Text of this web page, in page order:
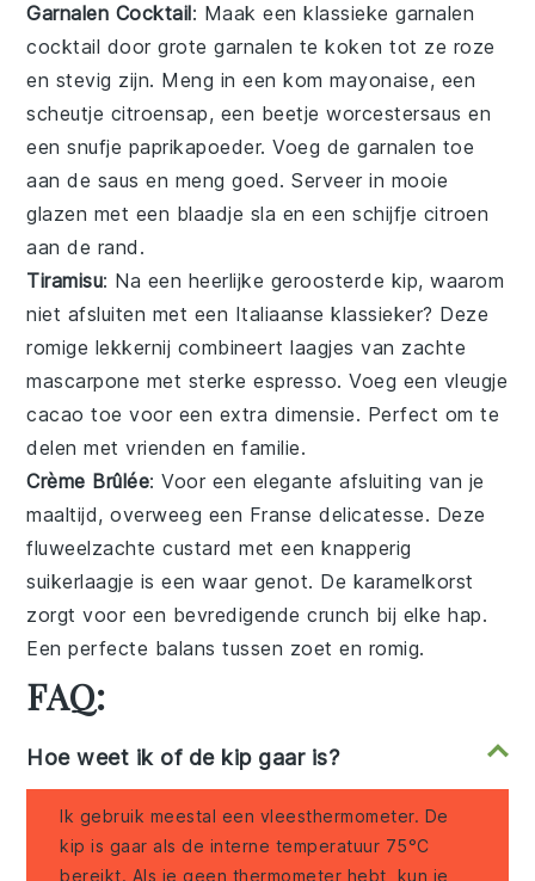
Garnalen Cocktail: Maak een klassiekegarnalen
cocktail door grotegarnalen te koken tot ze roze
en stevig zijn. Meng in een kommayonaise, een
scheutje citroensap, een beetjeworcestersaus en
een snufje paprikapoeder. Voeg de garnalen toe
aan de saus en meng goed. Serveer in mooie
glazen met een blaadje sla en een schijfje citroen
aan de rand.
Tiramisu: Na een heerlijke geroosterde kip, waarom
niet afsluiten met een Italiaanse klassieker? Deze
romige lekkernij combineertlaagjes van zachte
mascarpone met sterke espresso. Voeg een vleugje
cacao toe voor een extra dimensie. Perfect om te
delen met vrienden en familie.
Crème Brûlée: Voor een elegante afsluiting van je
maaltijd, overweeg een Franse delicatesse. Deze
fluweelzachte custard met eenknapperig
suikerlaagje is een waar genot. De karamelkorst
zorgt voor een bevredigende crunch bij elke hap.
Een perfecte balans tussen zoet en romig.
FAQ:
Hoe weet ik of de kip gaar is?
Ik gebruik meestal een vleesthermometer. De
kip is gaar als de interne temperatuur 75°C
bereikt. Als je geen thermometer hebt, kun je